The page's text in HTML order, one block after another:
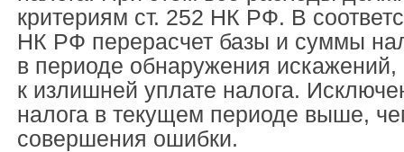
критериям ст. 252 НК РФ. В
НК РФ перерасчет базы и суммы
в периоде обнаружения
к излишней уплате налога.
налога в текущем периоде выше,
совершения ошибки.